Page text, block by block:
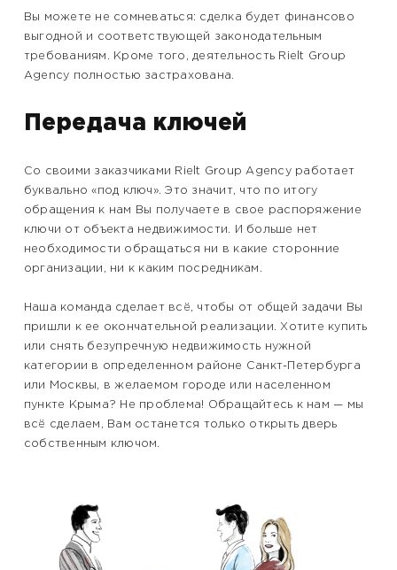
Вы можете не сомневаться: сделка будет финансово
выгодной и соответствующей законодательным
требованиям. Кроме того, деятельность Rielt Group
Agency полностью застрахована.
Передача ключей
Со своими заказчиками Rielt Group Agency работает
буквально «под ключ». Это значит, что по итогу
обращения к нам Вы получаете в свое распоряжение
ключи от объекта недвижимости. И больше нет
необходимости обращаться ни в какие сторонние
организации, ни к каким посредникам.
Наша команда сделает всё, чтобы от общей задачи Вы
пришли к ее окончательной реализации. Хотите купить
или снять безупречную недвижимость нужной
категории в определенном районе Санкт-Петербурга
или Москвы, в желаемом городе или населенном
пункте Крыма? Не проблема! Обращайтесь к нам — мы
всё сделаем, Вам останется только открыть дверь
собственным ключом.